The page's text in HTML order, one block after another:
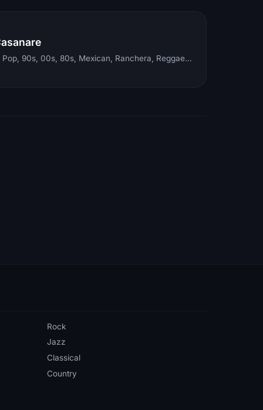
Electronic, Rock, Pop, 90s, 00s, 80s, Mexican, Ranchera, Reggaeton, Instrumental, Salsa, Merengue, Tropical, Romantic, Vallenato, Llanera
Rock
Jazz
Classical
Country